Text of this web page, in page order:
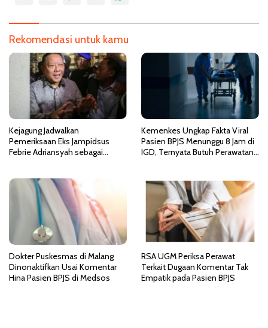
i
p
Rekomendasi untuk kamu
Kejagung Jadwalkan
Pemeriksaan Eks Jampidsus
Febrie Adriansyah sebagai
Kemenkes Ungkap Fakta Viral
Pasien BPJS Menunggu 8 Jam di
IGD, Ternyata Butuh Perawatan
Dokter Puskesmas di Malang
Dinonaktifkan Usai Komentar
Hina Pasien BPJS di Medsos
RSA UGM Periksa Perawat
Terkait Dugaan Komentar Tak
Empatik pada Pasien BPJS